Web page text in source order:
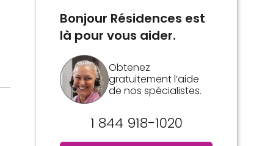
Bonjour Résidences est
là pour vous aider.
Obtenez
gratuitement l’aide
de nos spécialistes.
1 844 918-1020